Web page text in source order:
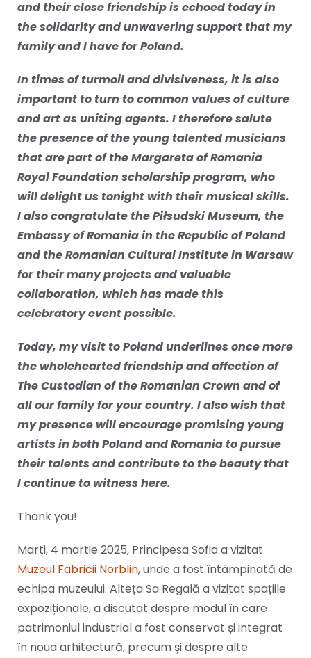
and their close friendship is echoed today in
the solidarity and unwavering support that my
family and I have for Poland.
In times of turmoil and divisiveness, it is also
important to turn to common values of culture
and art as uniting agents. I therefore salute
the presence of the young talented musicians
that are part of the Margareta of Romania
Royal Foundation scholarship program, who
will delight us tonight with their musical skills.
I also congratulate the Piłsudski Museum, the
Embassy of Romania in the Republic of Poland
and the Romanian Cultural Institute in Warsaw
for their many projects and valuable
collaboration, which has made this
celebratory event possible.
Today, my visit to Poland underlines once more
the wholehearted friendship and affection of
The Custodian of the Romanian Crown and of
all our family for your country. I also wish that
my presence will encourage promising young
artists in both Poland and Romania to pursue
their talents and contribute to the beauty that
I continue to witness here.
Thank you!
Marti, 4 martie 2025, Principesa Sofia a vizitat
Muzeul Fabricii Norblin, unde a fost întâmpinată de
echipa muzeului. Alteța Sa Regală a vizitat spațiile
expoziționale, a discutat despre modul în care
patrimoniul industrial a fost conservat și integrat
în noua arhitectură, precum și despre alte